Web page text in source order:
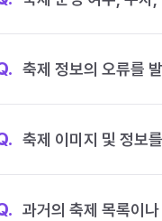
축제 정보의 오류를
축제 이미지 및 정보
과거의 축제 목록이